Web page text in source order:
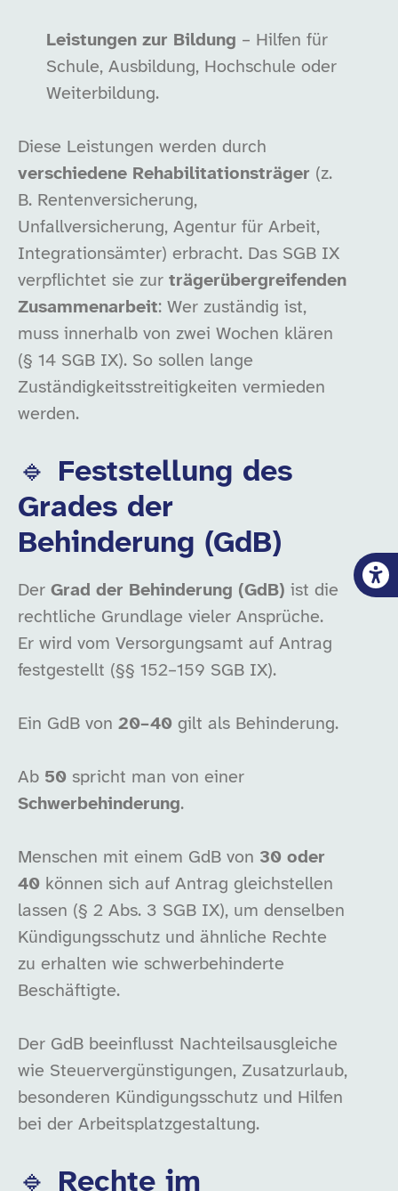
Leistungen zur Bildung – Hilfen für
Schule, Ausbildung, Hochschule oder
Weiterbildung.
Diese Leistungen werden durch
verschiedene Rehabilitationsträger (z.
B. Rentenversicherung,
Unfallversicherung, Agentur für Arbeit,
Integrationsämter) erbracht. Das SGB IX
verpflichtet sie zur trägerübergreifenden
Zusammenarbeit: Wer zuständig ist,
muss innerhalb von zwei Wochen klären
(§ 14 SGB IX). So sollen lange
Zuständigkeitsstreitigkeiten vermieden
werden.
🔹 Feststellung des
Grades der
Behinderung (GdB)
Der Grad der Behinderung (GdB) ist die
rechtliche Grundlage vieler Ansprüche.
Er wird vom Versorgungsamt auf Antrag
festgestellt (§§ 152–159 SGB IX).
Ein GdB von 20–40 gilt als Behinderung.
Ab 50 spricht man von einer
Schwerbehinderung.
Menschen mit einem GdB von 30 oder
40 können sich auf Antrag gleichstellen
lassen (§ 2 Abs. 3 SGB IX), um denselben
Kündigungsschutz und ähnliche Rechte
zu erhalten wie schwerbehinderte
Beschäftigte.
Der GdB beeinflusst Nachteilsausgleiche
wie Steuervergünstigungen, Zusatzurlaub,
besonderen Kündigungsschutz und Hilfen
bei der Arbeitsplatzgestaltung.
🔹 Rechte im